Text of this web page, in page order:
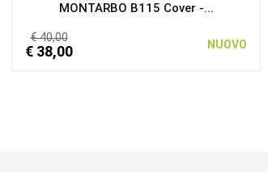
MONTARBO B115 Cover -...
€ 40,00
€ 38,00 NUOVO